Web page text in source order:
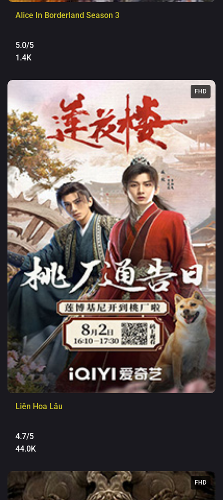
Alice In Borderland Season 3
5.0/5
1.4K
FHD
Liên Hoa Lâu
4.7/5
44.0K
FHD